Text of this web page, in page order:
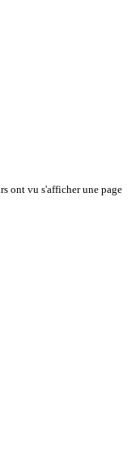
ont vu s'afficher une page